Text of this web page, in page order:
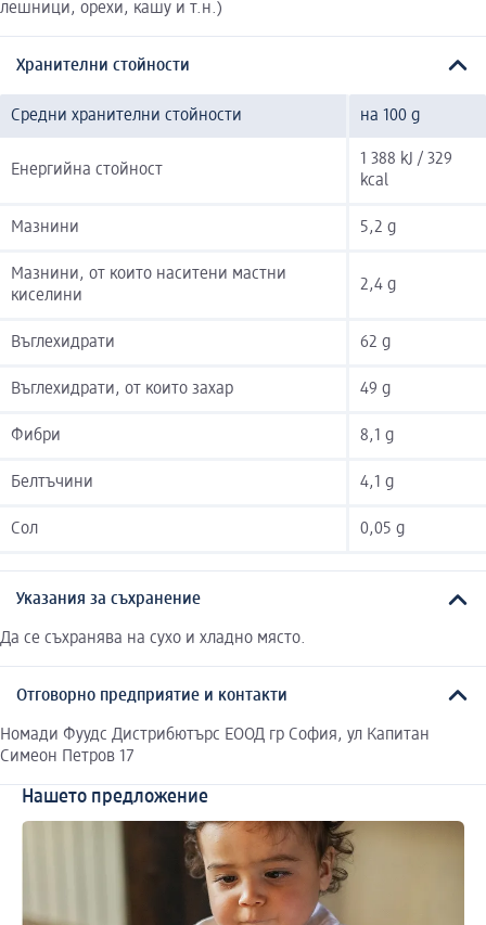
лешници, орехи, кашу и т.н.)
Хранителни стойности
Средни хранителни стойности на 100 g
Енергийна стойност
1 388 kJ / 329
kcal
Мазнини 5,2 g
Мазнини, от които наситени мастни
киселини
2,4 g
Въглехидрати 62 g
Въглехидрати, от които захар 49 g
Фибри 8,1 g
Белтъчини 4,1 g
Сол 0,05 g
Указания за съхранение
Да се съхранява на сухо и хладно място.
Отговорно предприятие и контакти
Номади Фуудс Дистрибютърс ЕООД гр София, ул Капитан
Симеон Петров 17
Нашето предложение